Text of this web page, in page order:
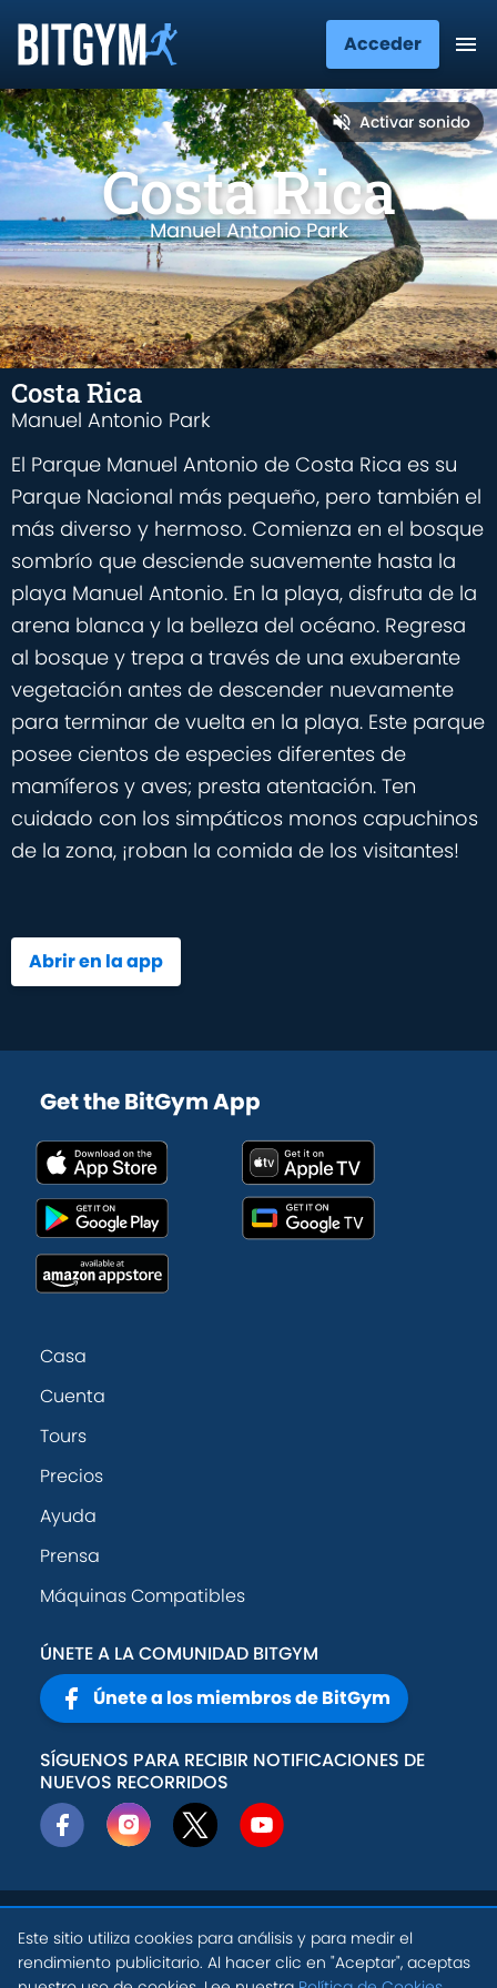
Acceder
Activar sonido
Costa Rica
Manuel Antonio Park
Costa Rica
Manuel Antonio Park
El Parque Manuel Antonio de Costa Rica es su
Parque Nacional más pequeño, pero también el
más diverso y hermoso. Comienza en el bosque
sombrío que desciende suavemente hasta la
playa Manuel Antonio. En la playa, disfruta de la
arena blanca y la belleza del océano. Regresa
al bosque y trepa a través de una exuberante
vegetación antes de descender nuevamente
para terminar de vuelta en la playa. Este parque
posee cientos de especies diferentes de
mamíferos y aves; presta atentación. Ten
cuidado con los simpáticos monos capuchinos
de la zona, ¡roban la comida de los visitantes!
Abrir en la app
Get the BitGym App
Casa
Cuenta
Tours
Precios
Ayuda
Prensa
Máquinas Compatibles
ÚNETE A LA COMUNIDAD BITGYM
Únete a los miembros de BitGym
SÍGUENOS PARA RECIBIR NOTIFICACIONES DE
NUEVOS RECORRIDOS
© 2026
Active
Theory, Inc.
Política de
privacidad
ES
Este sitio utiliza cookies para análisis y para medir el
rendimiento publicitario. Al hacer clic en "Aceptar", aceptas